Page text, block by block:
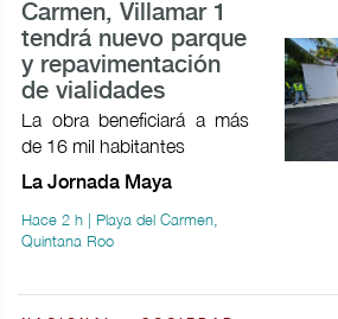
Carmen, Villamar 1
tendrá nuevo parque
y repavimentación
de vialidades
La obra beneficiará a más
de 16 mil habitantes
La Jornada Maya
Hace 2 h | Playa del Carmen,
Quintana Roo